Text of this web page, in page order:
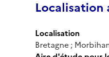
Localisation
Localisation
Bretagne ;